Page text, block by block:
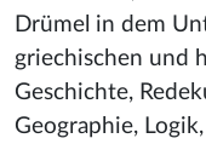
Drümel in dem
griechischen und
Geschichte,
Geographie,